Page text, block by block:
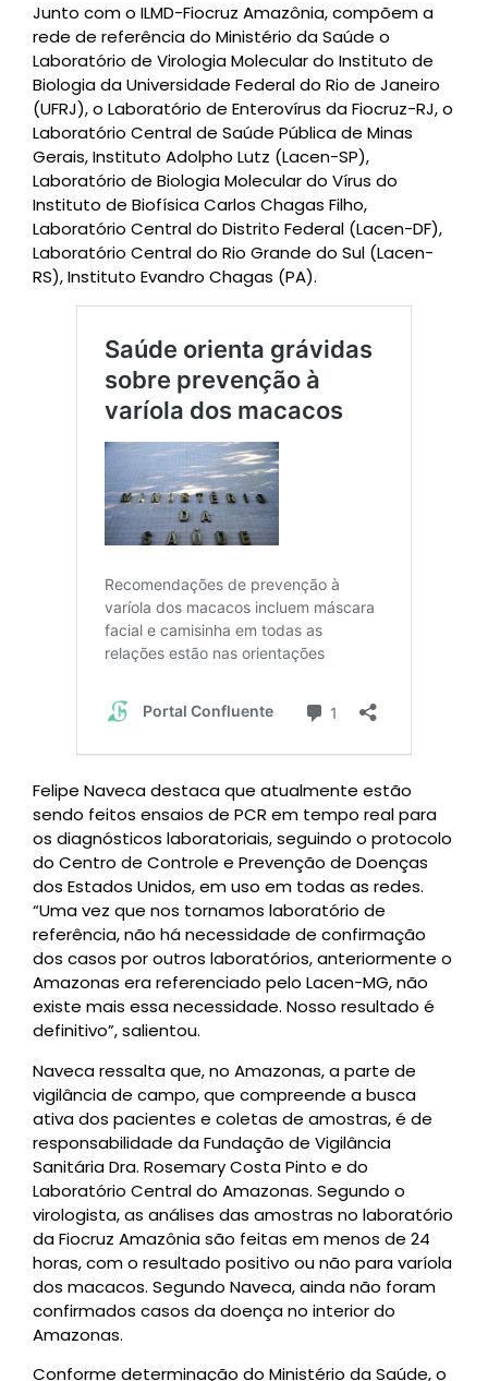
Junto com o ILMD-Fiocruz Amazônia, compõem a
rede de referência do Ministério da Saúde o
Laboratório de Virologia Molecular do Instituto de
Biologia da Universidade Federal do Rio de Janeiro
(UFRJ), o Laboratório de Enterovírus da Fiocruz-RJ, o
Laboratório Central de Saúde Pública de Minas
Gerais, Instituto Adolpho Lutz (Lacen-SP),
Laboratório de Biologia Molecular do Vírus do
Instituto de Biofísica Carlos Chagas Filho,
Laboratório Central do Distrito Federal (Lacen-DF),
Laboratório Central do Rio Grande do Sul (Lacen-
RS), Instituto Evandro Chagas (PA).
Felipe Naveca destaca que atualmente estão
sendo feitos ensaios de PCR em tempo real para
os diagnósticos laboratoriais, seguindo o protocolo
do Centro de Controle e Prevenção de Doenças
dos Estados Unidos, em uso em todas as redes.
“Uma vez que nos tornamos laboratório de
referência, não há necessidade de confirmação
dos casos por outros laboratórios, anteriormente o
Amazonas era referenciado pelo Lacen-MG, não
existe mais essa necessidade. Nosso resultado é
definitivo”, salientou.
Naveca ressalta que, no Amazonas, a parte de
vigilância de campo, que compreende a busca
ativa dos pacientes e coletas de amostras, é de
responsabilidade da Fundação de Vigilância
Sanitária Dra. Rosemary Costa Pinto e do
Laboratório Central do Amazonas. Segundo o
virologista, as análises das amostras no laboratório
da Fiocruz Amazônia são feitas em menos de 24
horas, com o resultado positivo ou não para varíola
dos macacos. Segundo Naveca, ainda não foram
confirmados casos da doença no interior do
Amazonas.
Conforme determinação do Ministério da Saúde, o